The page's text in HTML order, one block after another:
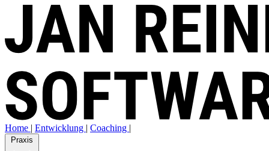
Home | Entwicklung | Coaching |
Praxis